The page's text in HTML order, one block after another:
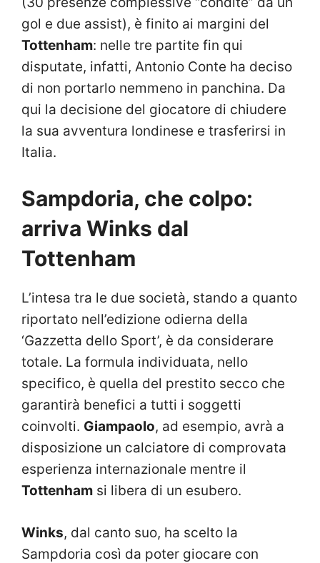
gol e due assist), è finito ai margini del
Tottenham: nelle tre partite fin qui
disputate, infatti, Antonio Conte ha deciso
di non portarlo nemmeno in panchina. Da
qui la decisione del giocatore di chiudere
la sua avventura londinese e trasferirsi in
Italia.
Sampdoria, che colpo:
arriva Winks dal
Tottenham
L’intesa tra le due società, stando a quanto
riportato nell’edizione odierna della
‘Gazzetta dello Sport’, è da considerare
totale. La formula individuata, nello
specifico, è quella del prestito secco che
garantirà benefici a tutti i soggetti
coinvolti. Giampaolo, ad esempio, avrà a
disposizione un calciatore di comprovata
esperienza internazionale mentre il
Tottenham si libera di un esubero.
Winks, dal canto suo, ha scelto la
Sampdoria così da poter giocare con